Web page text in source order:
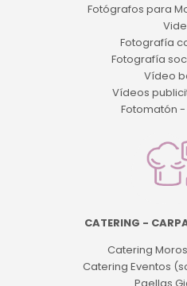
Fotógrafos para
Fotografía
Fotografía
Vídeo
Vídeos
Fotomatón
CATERING -
Catering
Catering Eventos